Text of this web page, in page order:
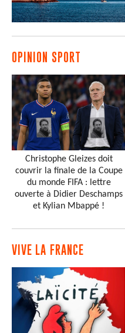
OPINION SPORT
Christophe Gleizes doit
couvrir la finale de la Coupe
du monde FIFA : lettre
ouverte à Didier Deschamps
et Kylian Mbappé !
VIVE LA FRANCE